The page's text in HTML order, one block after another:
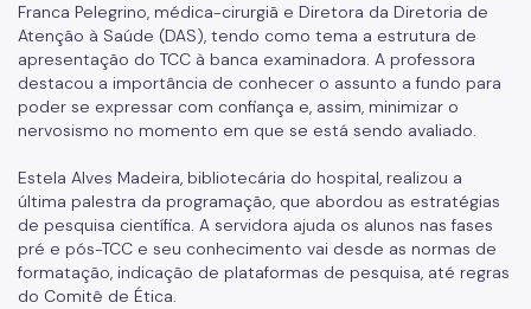
Amb. Descentralizados
Hospedaria
Assistência Domiciliária
Canais de Comunicação
Ouvidoria
Programa Humanização
Franca Pelegrino, médica-cirurgiã e Diretora da Diretoria de
Atenção à Saúde (DAS), tendo como tema a estrutura de
apresentação do TCC à banca examinadora. A professora
destacou a importância de conhecer o assunto a fundo para
poder se expressar com confiança e, assim, minimizar o
nervosismo no momento em que se está sendo avaliado.
Estela Alves Madeira, bibliotecária do hospital, realizou a
última palestra da programação, que abordou as estratégias
de pesquisa científica. A servidora ajuda os alunos nas fases
pré e pós-TCC e seu conhecimento vai desde as normas de
formatação, indicação de plataformas de pesquisa, até regras
do Comitê de Ética.